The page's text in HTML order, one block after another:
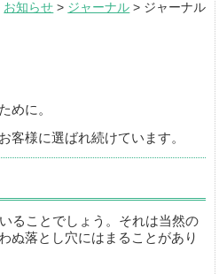
お知らせ > ジャーナル > ジャーナル
めに。
様に選ばれ続けています。
ることでしょう。それは当然の
ぬ落とし穴にはまることがあり